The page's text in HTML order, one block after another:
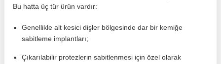
Bu hatta üç tür ürün vardır:
Genellikle alt kesici dişler bölgesinde dar bir kemiğe
sabitleme implantları;
Çıkarılabilir protezlerin sabitlenmesi için özel olarak